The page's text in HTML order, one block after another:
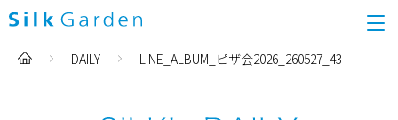
DAILY LINE_ALBUM_ピザ会2026_260527_43